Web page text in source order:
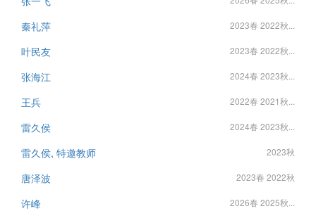
秦礼萍 2023春 2022秋...
叶民友 2023春 2022秋...
张海江 2024春 2023秋...
王兵 2022春 2021秋...
雷久侯 2024春 2023秋...
雷久侯, 特邀教师 2023秋
唐泽波 2023春 2022秋
许峰 2026春 2025秋...